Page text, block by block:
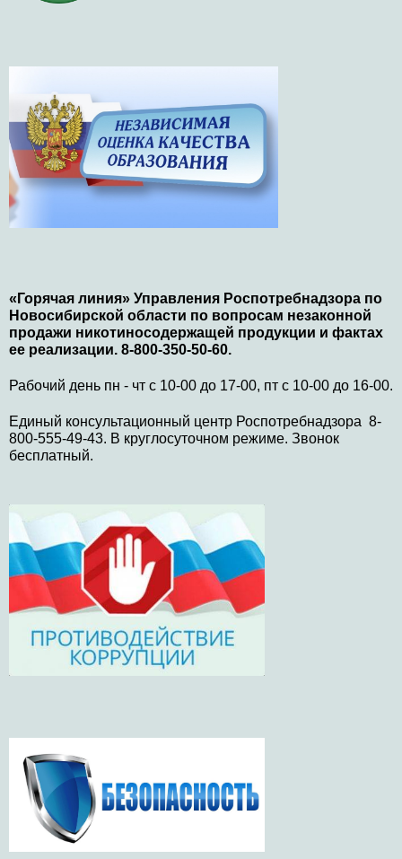
«Горячая линия» Управления Роспотребнадзора по
Новосибирской области по вопросам незаконной
продажи никотиносодержащей продукции и фактах
ее реализации. 8-800-350-50-60.
Рабочий день пн - чт с 10-00 до 17-00, пт с 10-00 до 16-00.
Единый консультационный центр Роспотребнадзора 8-
800-555-49-43. В круглосуточном режиме. Звонок
бесплатный.